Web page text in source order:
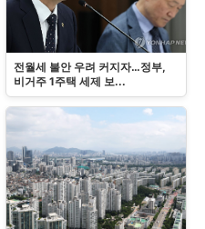
전월세 불안 우려 커지자…정부,
비거주 1주택 세제 보...